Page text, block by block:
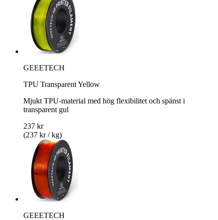
GEEETECH
TPU Transparent Yellow
Mjukt TPU-material med hög flexibilitet och spänst i
transparent gul
237 kr
(237 kr / kg)
GEEETECH